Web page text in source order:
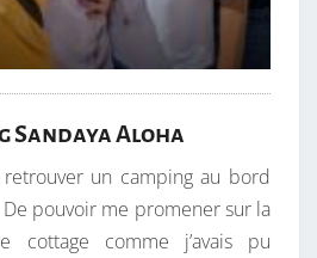
Sandaya Aloha
un camping au bord
pouvoir me promener sur la
cottage comme j’avais pu